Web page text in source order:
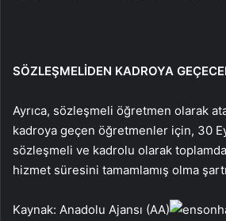
SÖZLEŞMELİDEN KADROYA
Ayrıca, sözleşmeli öğretmen olarak
kadroya geçen öğretmenler için, 30
sözleşmeli ve kadrolu olarak
hizmet süresini tamamlamış olma
Kaynak: Anadolu Ajansı (AA)